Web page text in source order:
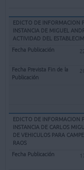
EDICTO DE INFORMACION
INSTANCIA DE MIGUEL
ACTIVIDAD DEL
EDICTO DE INFORMACION
INSTANCIA DE CARLOS
DE VEHICULOS PARA
RAOS